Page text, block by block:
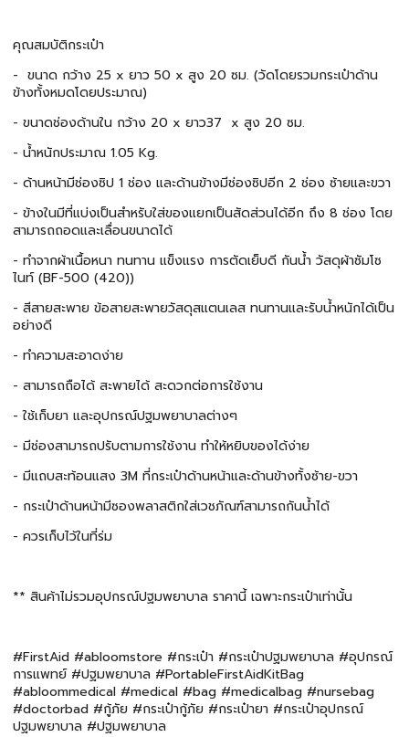
คุณสมบัติกระเป๋า
- ขนาด กว้าง 25 x ยาว 50 x สูง 20 ซม. (วัดโดยรวมกระเป๋าด้าน
ข้างทั้งหมดโดยประมาณ)
- ขนาดช่องด้านใน กว้าง 20 x ยาว37 x สูง 20 ซม.
- น้ำหนักประมาณ 1.05 Kg.
- ด้านหน้ามีช่องซิป 1 ช่อง และด้านข้างมีช่องซิปอีก 2 ช่อง ซ้ายและขวา
- ข้างในมีที่แบ่งเป็นสำหรับใส่ของแยกเป็นสัดส่วนได้อีก ถึง 8 ช่อง โดย
สามารถถอดและเลื่อนขนาดได้
- ทำจากผ้าเนื้อหนา ทนทาน แข็งแรง การตัดเย็บดี กันน้ำ วัสดุผ้าซัมโซ
ไนท์ (BF-500 (420))
- สีสายสะพาย ข้อสายสะพายวัสดุสแตนเลส ทนทานและรับน้ำหนักได้เป็น
อย่างดี
- ทำความสะอาดง่าย
- สามารถถือได้ สะพายได้ สะดวกต่อการใช้งาน
- ใช้เก็บยา และอุปกรณ์ปฐมพยาบาลต่างๆ
- มีช่องสามารถปรับตามการใช้งาน ทำให้หยิบของได้ง่าย
- มีแถบสะท้อนแสง 3M ที่กระเป๋าด้านหน้าและด้านข้างทั้งซ้าย-ขวา
- กระเป๋าด้านหน้ามีซองพลาสติกใส่เวชภัณฑ์สามารถกันน้ำได้
- ควรเก็บไว้ในที่ร่ม
** สินค้าไม่รวมอุปกรณ์ปฐมพยาบาล ราคานี้ เฉพาะกระเป๋าเท่านั้น
#FirstAid #abloomstore #กระเป๋า #กระเป๋าปฐมพยาบาล #อุปกรณ์
การแพทย์ #ปฐมพยาบาล #PortableFirstAidKitBag
#abloommedical #medical #bag #medicalbag #nursebag
#doctorbad #กู้ภัย #กระเป๋ากู้ภัย #กระเป๋ายา #กระเป๋าอุปกรณ์
ปฐมพยาบาล #ปฐมพยาบาล